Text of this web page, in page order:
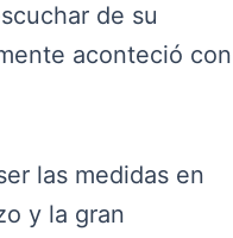
de su
aconteció con
las medidas en
y la gran